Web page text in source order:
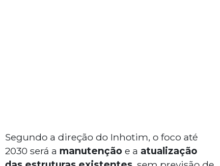
Segundo a direção do Inhotim, o foco até
2030 será a manutenção e a atualização